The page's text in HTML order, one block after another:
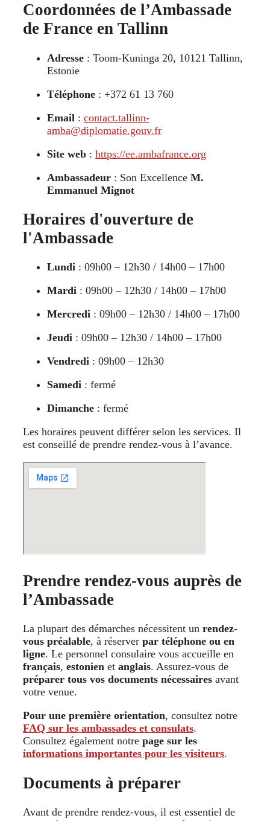
Coordonnées de l’Ambassade
de France en Tallinn
Adresse : Toom-Kuninga 20, 10121 Tallinn,
Estonie
Téléphone : +372 61 13 760
Email : contact.tallinn-
amba@diplomatie.gouv.fr
Site web : https://ee.ambafrance.org
Ambassadeur : Son Excellence M.
Emmanuel Mignot
Horaires d'ouverture de
l'Ambassade
Lundi : 09h00 – 12h30 / 14h00 – 17h00
Mardi : 09h00 – 12h30 / 14h00 – 17h00
Mercredi : 09h00 – 12h30 / 14h00 – 17h00
Jeudi : 09h00 – 12h30 / 14h00 – 17h00
Vendredi : 09h00 – 12h30
Samedi : fermé
Dimanche : fermé
Les horaires peuvent différer selon les services. Il
est conseillé de prendre rendez-vous à l’avance.
Prendre rendez-vous auprès de
l’Ambassade
La plupart des démarches nécessitent un rendez-
vous préalable, à réserver par téléphone ou en
ligne. Le personnel consulaire vous accueille en
français, estonien et anglais. Assurez-vous de
préparer tous vos documents nécessaires avant
votre venue.
Pour une première orientation, consultez notre
FAQ sur les ambassades et consulats.
Consultez également notre page sur les
informations importantes pour les visiteurs.
Documents à préparer
Avant de prendre rendez-vous, il est essentiel de